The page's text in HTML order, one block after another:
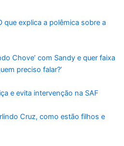
que explica a polêmica sobre a
Chove’ com Sandy e quer faixa
preciso falar?’
e evita intervenção na SAF
Cruz, como estão filhos e